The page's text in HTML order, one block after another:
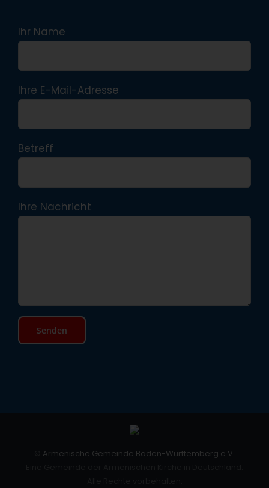
Ihr Name
Ihre E-Mail-Adresse
Betreff
Ihre Nachricht
Armenische Gemeinde Baden-Württemberg e.V.